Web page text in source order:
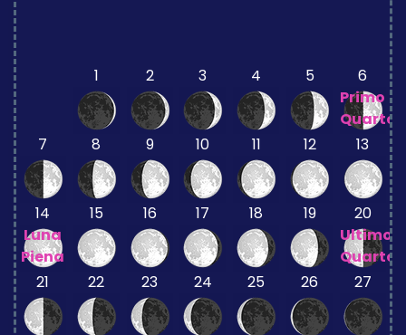
1 2 3 4 5
6
Primo
Quarto
7
8 9 10 11 12 13
14
Luna
Piena
15 16 17 18 19
20
Ultimo
Quarto
21
22 23 24 25 26 27